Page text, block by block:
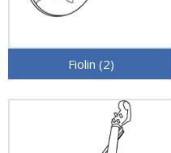
Fiolin (2)